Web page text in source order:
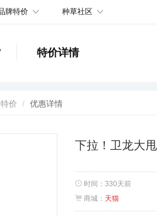
牌特价 种草社区
特价详情
价 优惠详情
下拉！卫龙大
时间： 330天前
商城： 天猫